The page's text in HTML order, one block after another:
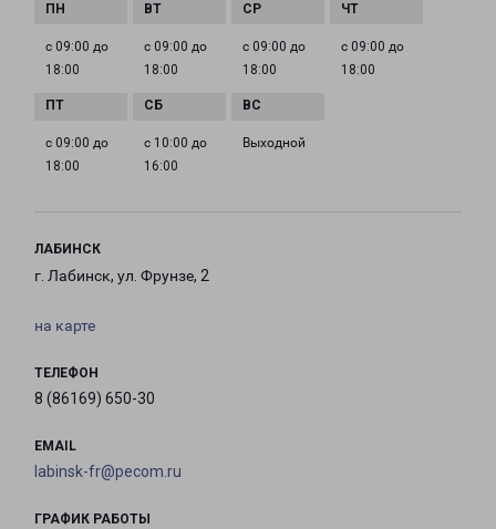
с 09:00 до
18:00
с 09:00 до
18:00
с 09:00 до
18:00
с 09:00 до
18:00
с 09:00 до
18:00
с 10:00 до
16:00
Выходной
ЛАБИНСК
г. Лабинск, ул. Фрунзе, 2
на карте
ТЕЛЕФОН
8 (86169) 650-30
EMAIL
labinsk-fr@pecom.ru
ГРАФИК РАБОТЫ